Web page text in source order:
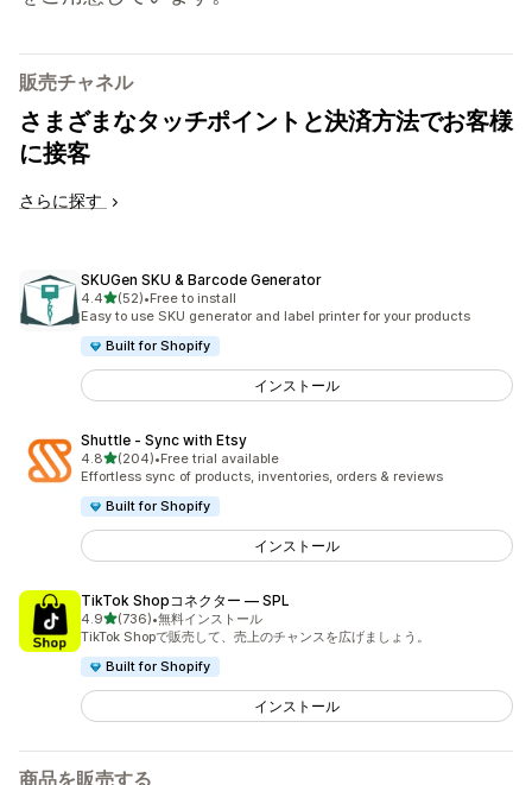
販売チャネル
さまざまなタッチポイントと決済方法でお客様
に接客
さらに探す
SKUGen SKU & Barcode Generator
4.45つ星中
(52)
合計レビュー数：52件
•Free to install
Easy to use SKU generator and label printer for your products
Built for Shopify
インストール
Shuttle ‑ Sync with Etsy
4.85つ星中
(204)
合計レビュー数：204件
•Free trial available
Effortless sync of products, inventories, orders & reviews
Built for Shopify
インストール
TikTok Shopコネクター — SPL
4.95つ星中
(736)
合計レビュー数：736件
•無料インストール
TikTok Shopで販売して、売上のチャンスを広げましょう。
Built for Shopify
インストール
商品を販売する